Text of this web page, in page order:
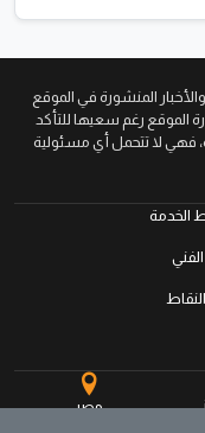
المنشورة في الموقع
الموقع رغم سعيها للتأكد
فهي لا تتحمل أي مسئولية
الخدمة
مصر